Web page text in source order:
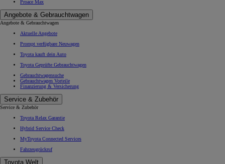
Proace Max
Angebote & Gebrauchtwagen
Angebote & Gebrauchtwagen
Aktuelle Angebote
Prompt verfügbare Neuwagen
Toyota kauft dein Auto
Toyota Geprüfte Gebrauchtwagen
Gebrauchtwagensuche
Gebrauchtwagen Vorteile
Finanzierung & Versicherung
Service & Zubehör
Service & Zubehör
Toyota Relax Garantie
Hybrid Service Check
MyToyota Connected Services
Fahrzeugrückruf
Toyota Welt